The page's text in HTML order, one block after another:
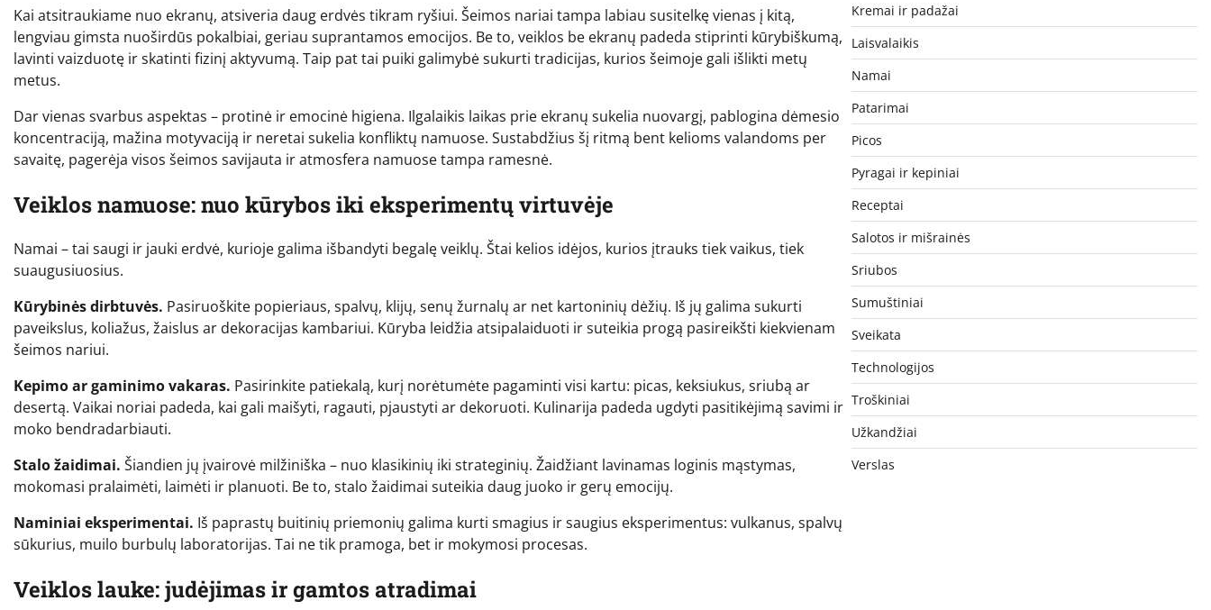
Kai atsitraukiame nuo ekranų, atsiveria daug erdvės tikram ryšiui. Šeimos nariai tampa labiau susitelkę vienas į kitą,
lengviau gimsta nuoširdūs pokalbiai, geriau suprantamos emocijos. Be to, veiklos be ekranų padeda stiprinti kūrybiškumą,
lavinti vaizduotę ir skatinti fizinį aktyvumą. Taip pat tai puiki galimybė sukurti tradicijas, kurios šeimoje gali išlikti metų
metus.
Dar vienas svarbus aspektas – protinė ir emocinė higiena. Ilgalaikis laikas prie ekranų sukelia nuovargį, pablogina dėmesio
koncentraciją, mažina motyvaciją ir neretai sukelia konfliktų namuose. Sustabdžius šį ritmą bent kelioms valandoms per
savaitę, pagerėja visos šeimos savijauta ir atmosfera namuose tampa ramesnė.
Veiklos namuose: nuo kūrybos iki eksperimentų virtuvėje
Namai – tai saugi ir jauki erdvė, kurioje galima išbandyti begalę veiklų. Štai kelios idėjos, kurios įtrauks tiek vaikus, tiek
suaugusiuosius.
Kūrybinės dirbtuvės. Pasiruoškite popieriaus, spalvų, klijų, senų žurnalų ar net kartoninių dėžių. Iš jų galima sukurti
paveikslus, koliažus, žaislus ar dekoracijas kambariui. Kūryba leidžia atsipalaiduoti ir suteikia progą pasireikšti kiekvienam
šeimos nariui.
Kepimo ar gaminimo vakaras. Pasirinkite patiekalą, kurį norėtumėte pagaminti visi kartu: picas, keksiukus, sriubą ar
desertą. Vaikai noriai padeda, kai gali maišyti, ragauti, pjaustyti ar dekoruoti. Kulinarija padeda ugdyti pasitikėjimą savimi ir
moko bendradarbiauti.
Stalo žaidimai. Šiandien jų įvairovė milžiniška – nuo klasikinių iki strateginių. Žaidžiant lavinamas loginis mąstymas,
mokomasi pralaimėti, laimėti ir planuoti. Be to, stalo žaidimai suteikia daug juoko ir gerų emocijų.
Naminiai eksperimentai. Iš paprastų buitinių priemonių galima kurti smagius ir saugius eksperimentus: vulkanus, spalvų
sūkurius, muilo burbulų laboratorijas. Tai ne tik pramoga, bet ir mokymosi procesas.
Veiklos lauke: judėjimas ir gamtos atradimai
Kremai ir padažai
Laisvalaikis
Namai
Patarimai
Picos
Pyragai ir kepiniai
Receptai
Salotos ir mišrainės
Sriubos
Sumuštiniai
Sveikata
Technologijos
Troškiniai
Užkandžiai
Verslas